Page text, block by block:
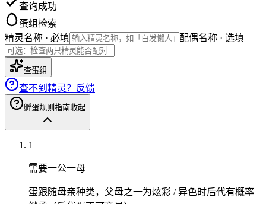
查询成功
蛋组检索
精灵名称 · 必填
配偶名称 · 选填
查蛋组
查不到精灵？反馈
孵蛋规则指南收起
1
需要一公一母
蛋跟随母亲种类，父母之一为炫彩 / 异色时后代有概率